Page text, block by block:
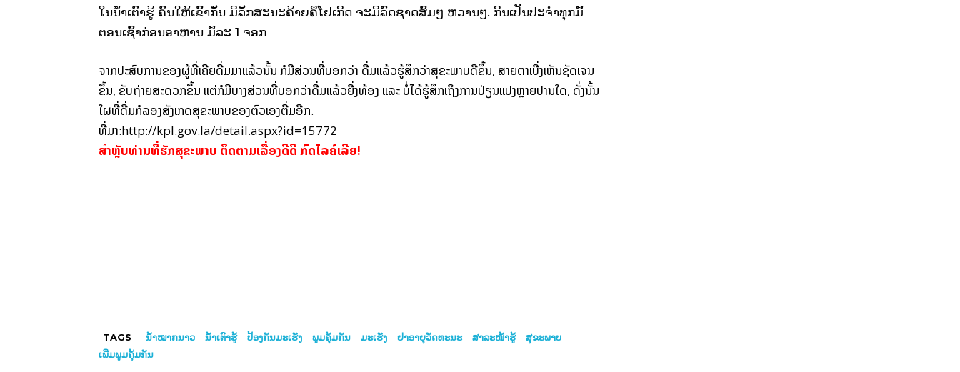
ໃນ​ນ້ຳ​ເຕົາ​ຮູ້ ຄົນ​ໃຫ້​ເຂົ້າກັນ ​​ມີ​ລັກສະນະ​ຄ້າຍຄື​ໂຢ​ເກີດ ຈະ​ມີ​ລົດ​ຊາດ​ສົ້ມໆ ຫວານໆ. ກິນ​ເປັນ​ປະຈຳ​ທຸກ​ມື້
ຕອນ​ເຊົ້າກ່ອນ​ອາຫານ ມື້ລະ 1 ຈອກ
ຈາກ​ປະສົບ​ການ​ຂອງ​ຜູ້​ທີ່​ເຄີຍ​ດື່ມ​ມາ​ແລ້ວນັ້ນ ກໍ​ມີ​ສ່ວນ​ທີ່​ບອກ​ວ່າ ດື່ມ​ແລ້ວ​ຮູ້ສຶກ​ວ່າ​ສຸຂະພາບ​ດີ​ຂຶ້ນ, ສາຍ​ຕາ​ເບີ່​ງ​ເຫັນ​ຊັດ​ເຈນ​
ຂຶ້ນ, ຂັບ​ຖ່າຍ​ສະດວກ​ຂຶ້ນ ​ແຕ່​ກໍ​ມີ​ບາງ​ສ່ວນ​ທີ່​ບອກ​ວ່າ​ດື່ມ​ແລ້ວ​ຍື່ງ​ທ້ອງ ​ແລະ ບໍ່​ໄດ້​ຮູ້ສຶກ​ເຖິງ​ການ​ປ່ຽນ​ແປງຫຼາຍປານ​ໃດ, ດັ່ງ​ນັ້ນ
​ໃຜ​ທີ່​ດື່ມ​ກໍ​ລອງ​ສັງ​ເກດ​ສຸຂະພາບ​ຂອງ​ຕົວ​ເອງ​ຕື່ມອີກ.
ທີ່ມາ:http://kpl.gov.la/detail.aspx?id=15772
ສຳຫຼັບທ່ານທີ່ຮັກສຸຂະພາບ ຕິດຕາມເລື່ອງດີດີ ກົດໄລຄ໌ເລີຍ!
TAGS ນ້ຳໝາກນາວ ນ້ຳເຕົາຮູ້ ປ້ອງກັນມະເຮັງ ພູມຄຸ້ມກັນ ມະເຮັງ ຢາອາຍຸວັດທະນະ ສາລະໜ້າຮູ້
ສຸຂະພາບ
ເພີ່ມພູມຄຸ້ມກັນ